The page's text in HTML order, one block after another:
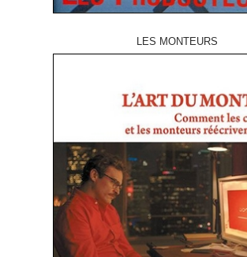
LES MONTEURS